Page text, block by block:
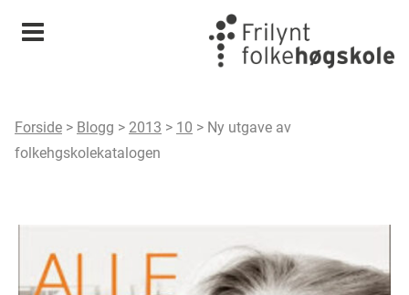
Meny
Forside > Blogg > 2013 > 10 > Ny utgave av
folkehgskolekatalogen